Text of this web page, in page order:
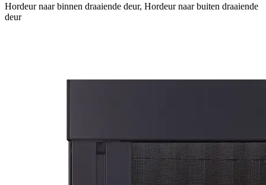
Hordeur naar binnen draaiende deur, Hordeur naar buiten draaiende
deur